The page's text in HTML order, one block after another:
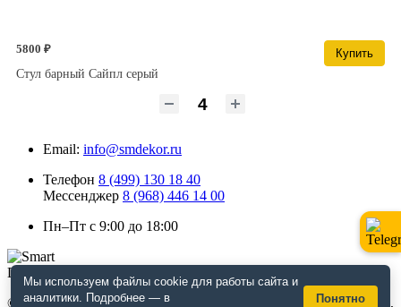
5800 ₽
Купить
Стул барный Сайпл серый
Email: info@smdekor.ru
Телефон 8 (499) 130 18 40
Мессенджер 8 (968) 446 14 00
Пн–Пт с 9:00 до 18:00
© 2026 г. Москва. Дизайнерская мебель для кафе и ресторанов,
Мы используем файлы cookie для работы сайта и
аналитики. Подробнее — в
Понятно